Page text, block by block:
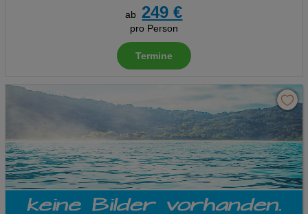
ab
249 €
pro Person
Termine